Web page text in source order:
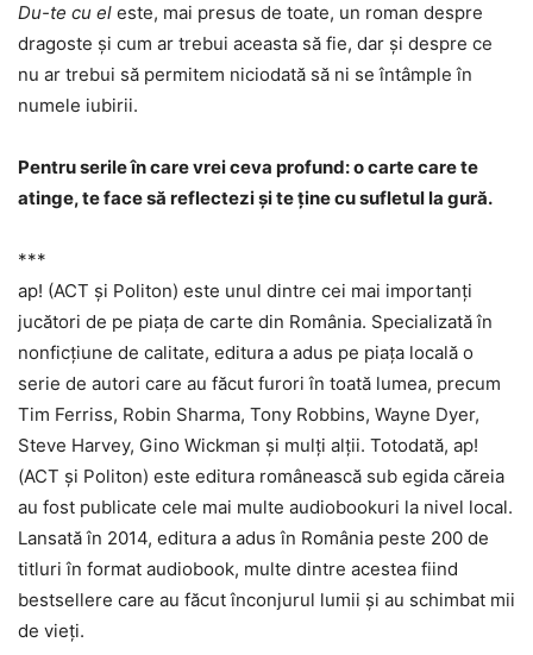
Du-te cu el este, mai presus de toate, un roman despre
dragoste și cum ar trebui aceasta să fie, dar și despre ce
nu ar trebui să permitem niciodată să ni se întâmple în
numele iubirii.
Pentru serile în care vrei ceva profund: o carte care te
atinge, te face să reflectezi și te ține cu sufletul la gură.
***
ap! (ACT și Politon) este unul dintre cei mai importanți
jucători de pe piața de carte din România. Specializată în
nonficțiune de calitate, editura a adus pe piața locală o
serie de autori care au făcut furori în toată lumea, precum
Tim Ferriss, Robin Sharma, Tony Robbins, Wayne Dyer,
Steve Harvey, Gino Wickman și mulți alții. Totodată, ap!
(ACT și Politon) este editura românească sub egida căreia
au fost publicate cele mai multe audiobookuri la nivel local.
Lansată în 2014, editura a adus în România peste 200 de
titluri în format audiobook, multe dintre acestea fiind
bestsellere care au făcut înconjurul lumii și au schimbat mii
de vieți.